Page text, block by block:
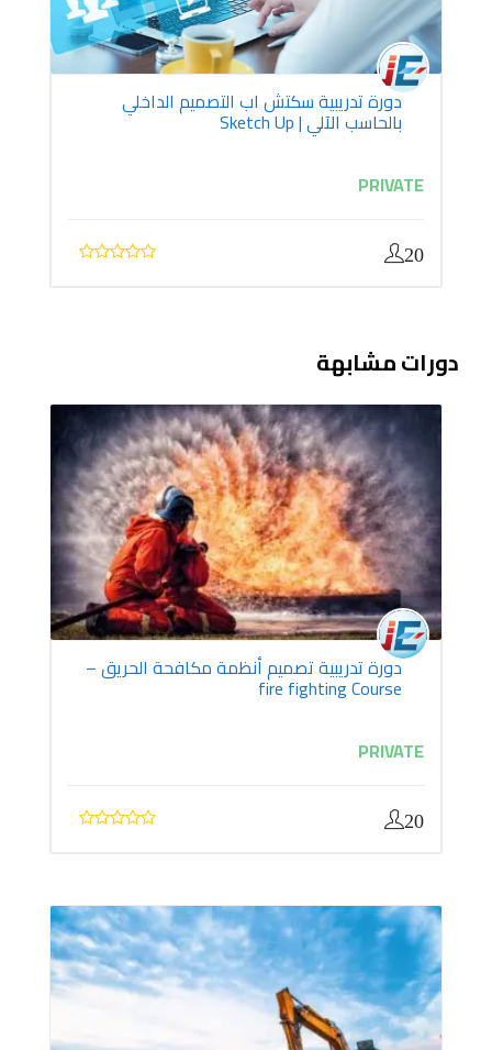
دورة تدريبية سكتش اب التصميم الداخلي
بالحاسب الآلي | Sketch Up
PRIVATE
20
دورات مشابهة
دورة تدريبية تصميم أنظمة مكافحة الحريق –
fire fighting Course
PRIVATE
20